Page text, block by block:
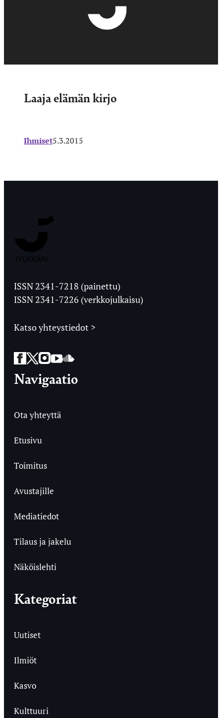
Laaja elämän kirjo
Ihmiset5.3.2015
Ylioppilaslehti
ISSN 2341-7218 (painettu)
ISSN 2341-7226 (verkkojulkaisu)
Katso yhteystiedot >
Facebook
Twitter
Instagram
YouTube
SoundCloud
Navigaatio
Ota yhteyttä
Etusivu
Toimitus
Avustajille
Mediatiedot
Tilaus ja jakelu
Näköislehti
Kategoriat
Uutiset
Ilmiöt
Kasvo
Kulttuuri